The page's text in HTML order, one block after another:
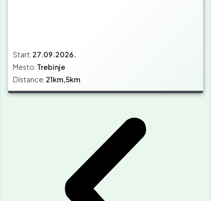
Start: 27.09.2026.
Mesto: Trebinje
Distance: 21km,5km